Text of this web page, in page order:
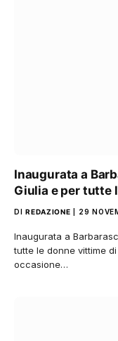
Inaugurata a
Giulia e per tutte
DI REDAZIONE 29
Inaugurata a
tutte le donne vittime
occasione…